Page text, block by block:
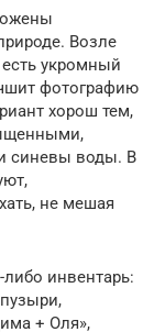
Возле
есть укромный
фотографию
хорош тем,
и синевы воды. В
не мешая
инвентарь:
+ Оля»,